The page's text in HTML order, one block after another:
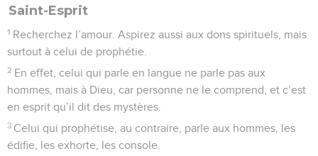
Saint-Esprit
1 Recherchez l’amour. Aspirez aussi aux dons spirituels, mais
surtout à celui de prophétie.
2 En effet, celui qui parle en langue ne parle pas aux
hommes, mais à Dieu, car personne ne le comprend, et c’est
en esprit qu’il dit des mystères.
3 Celui qui prophétise, au contraire, parle aux hommes, les
édifie, les exhorte, les console.